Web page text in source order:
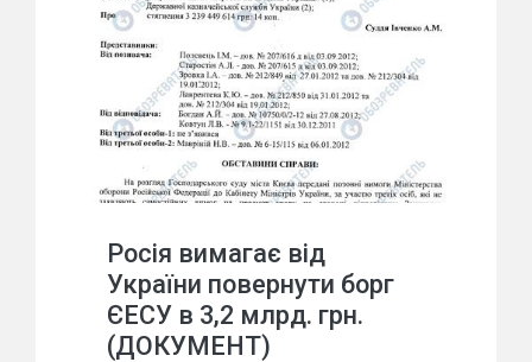
Росія вимагає від
України повернути борг
ЄЕСУ в 3,2 млрд. грн.
(ДОКУМЕНТ)